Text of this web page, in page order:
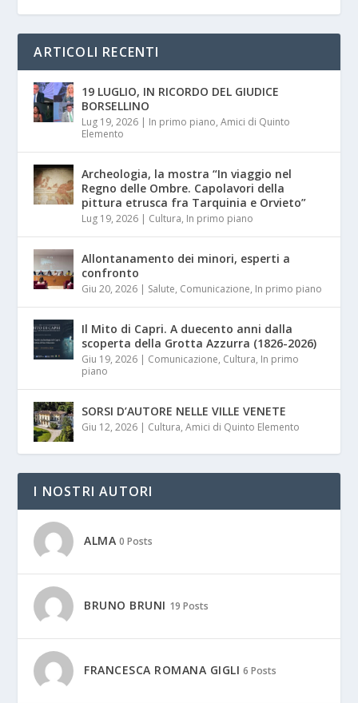
ARTICOLI RECENTI
19 LUGLIO, IN RICORDO DEL GIUDICE
BORSELLINO
Lug 19, 2026 In primo piano,Amici di Quinto
Elemento
Archeologia, la mostra “In viaggio nel
Regno delle Ombre. Capolavori della
pittura etrusca fra Tarquinia e Orvieto”
Lug 19, 2026 Cultura, In primo piano
Allontanamento dei minori, esperti a
confronto
Giu 20, 2026 Salute, Comunicazione, In primo piano
Il Mito di Capri. A duecento anni dalla
scoperta della Grotta Azzurra (1826-2026)
Giu 19, 2026 Comunicazione, Cultura, In primo
piano
SORSI D’AUTORE NELLE VILLE VENETE
Giu 12, 2026 Cultura,Amici di Quinto Elemento
I NOSTRI AUTORI
ALMA 0 Posts
BRUNO BRUNI 19 Posts
FRANCESCA ROMANA GIGLI 6 Posts